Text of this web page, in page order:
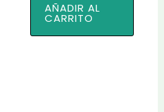
AÑADIR AL
CARRITO